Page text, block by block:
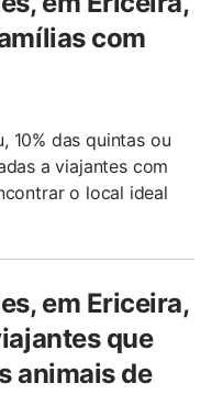
com
10% das quintas ou
a viajantes com
o local ideal
em Ericeira,
que
animais de